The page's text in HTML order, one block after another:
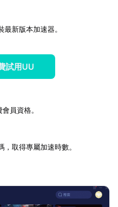
新版本加速器。
試用UU
員資格。
取得專屬加速時數。